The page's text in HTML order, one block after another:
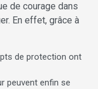
de courage dans
En effet, grâce à
de protection ont
peuvent enfin se